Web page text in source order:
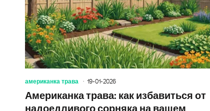
американка трава 19-01-2026
Американка трава: как избавиться от
надоедливого сорняка на вашем